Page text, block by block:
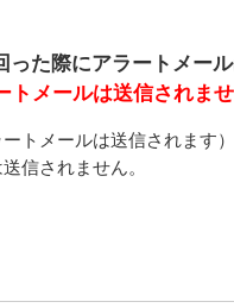
った際にアラートメー
メールは送信されませ
トメールは送信されます
信されません。